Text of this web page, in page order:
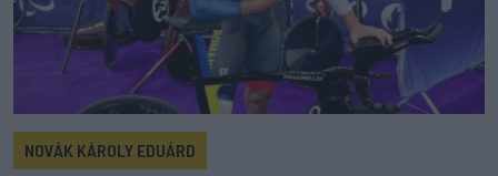
NOVÁK KÁROLY EDUÁRD